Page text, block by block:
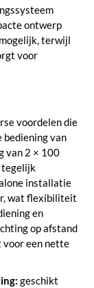
ontwerp
terwijl
voor
voordelen die
bediening van
van 2 × 100
tegelijk
installatie
wat flexibiliteit
en
op afstand
voor een nette
geschikt